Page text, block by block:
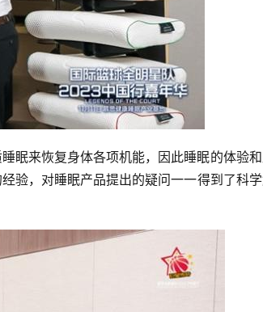
眠来恢复身体各项机能，因此睡眠的体验
验，对睡眠产品提出的疑问一一得到了科